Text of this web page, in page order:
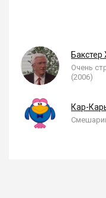
Бакстер
Очень
(2006)
Кар-